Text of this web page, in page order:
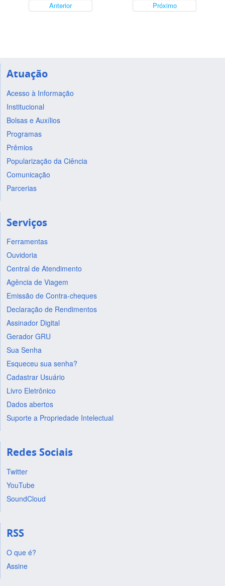
Anterior Próximo
Atuação
Acesso à Informação
Institucional
Bolsas e Auxílios
Programas
Prêmios
Popularização da Ciência
Comunicação
Parcerias
Serviços
Ferramentas
Ouvidoria
Central de Atendimento
Agência de Viagem
Emissão de Contra-cheques
Declaração de Rendimentos
Assinador Digital
Gerador GRU
Sua Senha
Esqueceu sua senha?
Cadastrar Usuário
Livro Eletrônico
Dados abertos
Suporte a Propriedade Intelectual
Redes Sociais
Twitter
YouTube
SoundCloud
RSS
O que é?
Assine